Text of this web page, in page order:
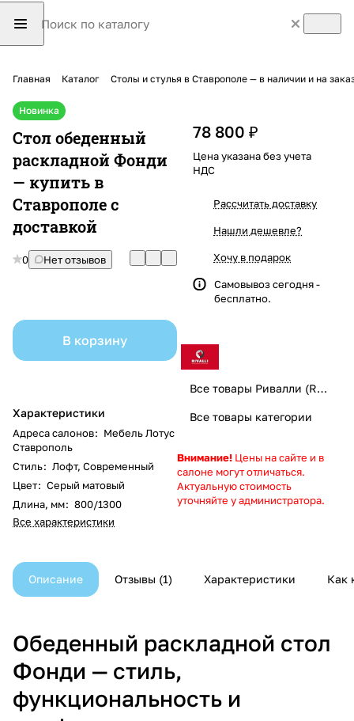
Главная Каталог Столы и стулья в Ставрополе — в наличии и на
Новинка
Стол обеденный
раскладной Фонди
— купить в
Ставрополе с
доставкой
0 Нет отзывов
В корзину
Характеристики
Адреса салонов: Мебель Лотус
Ставрополь
Стиль: Лофт, Современный
Цвет: Серый матовый
Длина, мм: 800/1300
Все характеристики
78 800 ₽
Цена указана без учета
НДС
Рассчитать доставку
Нашли дешевле?
Хочу в подарок
Самовывоз сегодня -
бесплатно.
Все товары Ривалли (Rivalli) мебель
Все товары категории
Внимание! Цены на сайте и в
салоне могут отличаться.
Актуальную стоимость
уточняйте у администратора.
Описание Отзывы 1 Характеристики Как
Обеденный раскладной стол
Фонди — стиль,
функциональность и